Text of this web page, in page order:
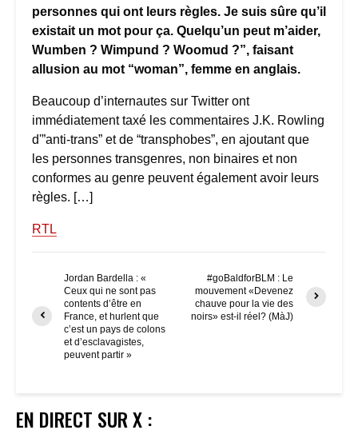
personnes qui ont leurs règles. Je suis sûre qu’il
existait un mot pour ça. Quelqu’un peut m’aider,
Wumben ? Wimpund ? Woomud ?”, faisant
allusion au mot “woman”, femme en anglais.
Beaucoup d’internautes sur Twitter ont
immédiatement taxé les commentaires J.K. Rowling
d'”anti-trans” et de “transphobes”, en ajoutant que
les personnes transgenres, non binaires et non
conformes au genre peuvent également avoir leurs
règles. […]
RTL
Jordan Bardella : «
Ceux qui ne sont pas
contents d’être en
France, et hurlent que
c’est un pays de colons
et d’esclavagistes,
peuvent partir »
#goBaldforBLM : Le
mouvement «Devenez
chauve pour la vie des
noirs» est-il réel? (MàJ)
EN DIRECT SUR X :